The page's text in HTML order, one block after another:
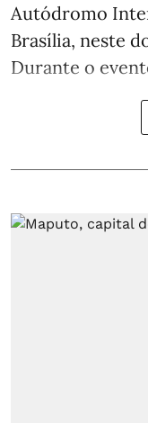
Autódromo
Brasília, neste
Durante o